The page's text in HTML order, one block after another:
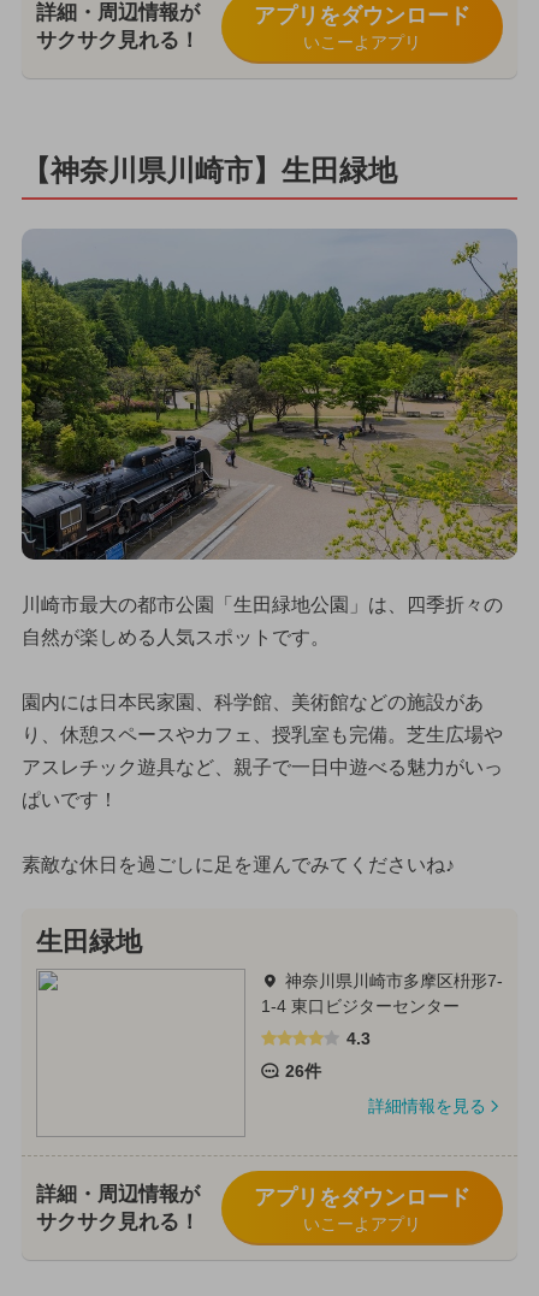
詳細・周辺情報が
サクサク見れる！
アプリをダウンロード
いこーよアプリ
【神奈川県川崎市】生田緑地
川崎市最大の都市公園「生田緑地公園」は、四季折々の
自然が楽しめる人気スポットです。
園内には日本民家園、科学館、美術館などの施設があ
り、休憩スペースやカフェ、授乳室も完備。芝生広場や
アスレチック遊具など、親子で一日中遊べる魅力がいっ
ぱいです！
素敵な休日を過ごしに足を運んでみてくださいね♪
生田緑地
神奈川県川崎市多摩区枡形7-
1-4 東口ビジターセンター
4.3
26件
詳細情報を見る
詳細・周辺情報が
サクサク見れる！
アプリをダウンロード
いこーよアプリ